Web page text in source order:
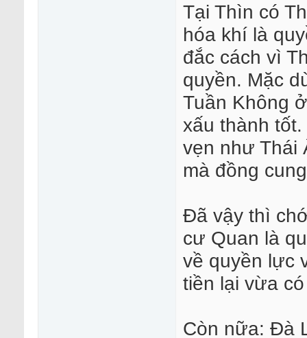
Tại Thìn có
hóa khí là
đắc cách vì
quyền. Mặc
Tuần Không
xấu thành
vẹn như Thái
mà đồng
Đã vậy thì
cư Quan là
về quyền lực
tiền lại vừa
Còn nữa: Đà